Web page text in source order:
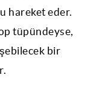
hareket eder.
tüpündeyse,
bir